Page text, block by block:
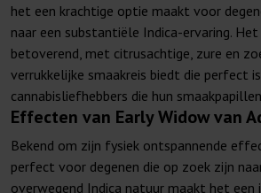
het een krachtige optie maakt voor
naar een substantiële Indica-ervaring.
betoverend, met citrusachtige, zure en
verrukkelijke smaakreis biedt die perfect
cannabisliefhebbers die hun
Effecten van Early Widow van
Bekend om zijn fysiek ontspannende
perfect voor degenen die op zoek zijn
overwegend Indica natuur maakt het een